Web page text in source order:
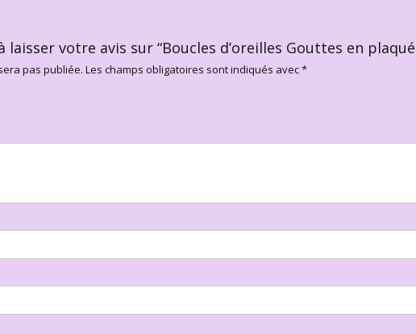
laisser votre avis sur “Boucles d’oreilles Gouttes en
pas publiée. Les champs obligatoires sont indiqués avec*